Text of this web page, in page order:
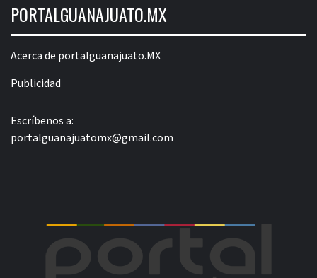
PORTALGUANAJUATO.MX
Acerca de portalguanajuato.MX
Publicidad
Escríbenos a:
portalguanajuatomx@gmail.com